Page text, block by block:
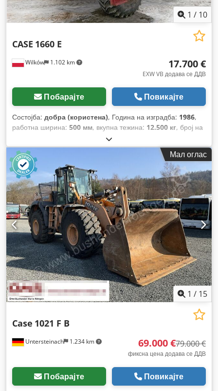
1 / 10
Wilków 1.102 km
CASE 1660 E
17.700 €
EXW VB додава се ДДВ
Побарајте Повикајте
Состојба: добра (користена), Година на изградба: 1986,
работна ширина: 500 мм, вкупна тежина: 12.500 кг, број на
Мал оглас
1 / 15
Untersteinach 1.234 km
Case 1021 F B
69.000 €79.000 €
фиксна цена додава се ДДВ
Побарајте Повикајте